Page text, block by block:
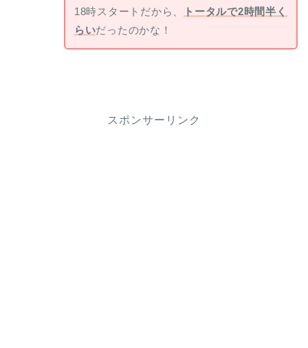
18時スタートだから、
トータルで2時間半く
らいだったのかな！
スポンサーリンク